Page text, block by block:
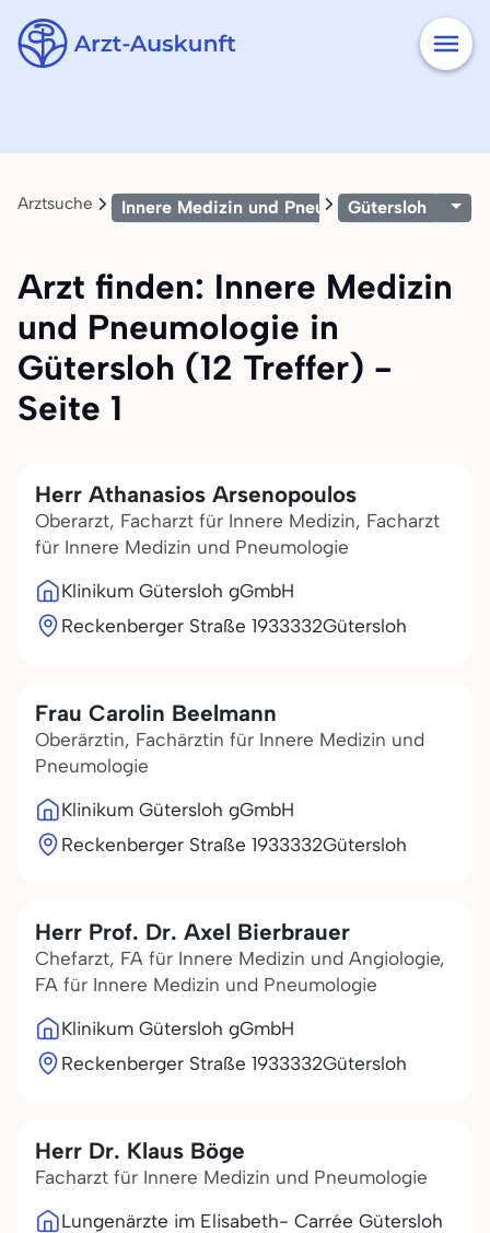
Arztsuche Innere Medizin und Pneumologie
Gütersloh
Arzt finden: Innere Medizin
und Pneumologie in
Gütersloh (12 Treffer) -
Seite 1
Herr Athanasios Arsenopoulos
Oberarzt, Facharzt für Innere Medizin, Facharzt
für Innere Medizin und Pneumologie
Klinikum Gütersloh gGmbH
Reckenberger Straße 1933332Gütersloh
Frau Carolin Beelmann
Oberärztin, Fachärztin für Innere Medizin und
Pneumologie
Klinikum Gütersloh gGmbH
Reckenberger Straße 1933332Gütersloh
Herr Prof. Dr. Axel Bierbrauer
Chefarzt, FA für Innere Medizin und Angiologie,
FA für Innere Medizin und Pneumologie
Klinikum Gütersloh gGmbH
Reckenberger Straße 1933332Gütersloh
Herr Dr. Klaus Böge
Facharzt für Innere Medizin und Pneumologie
Lungenärzte im Elisabeth- Carrée Gütersloh